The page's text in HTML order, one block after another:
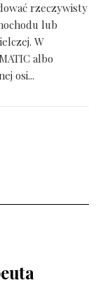
rzeczywisty
lub
W
albo
osi...